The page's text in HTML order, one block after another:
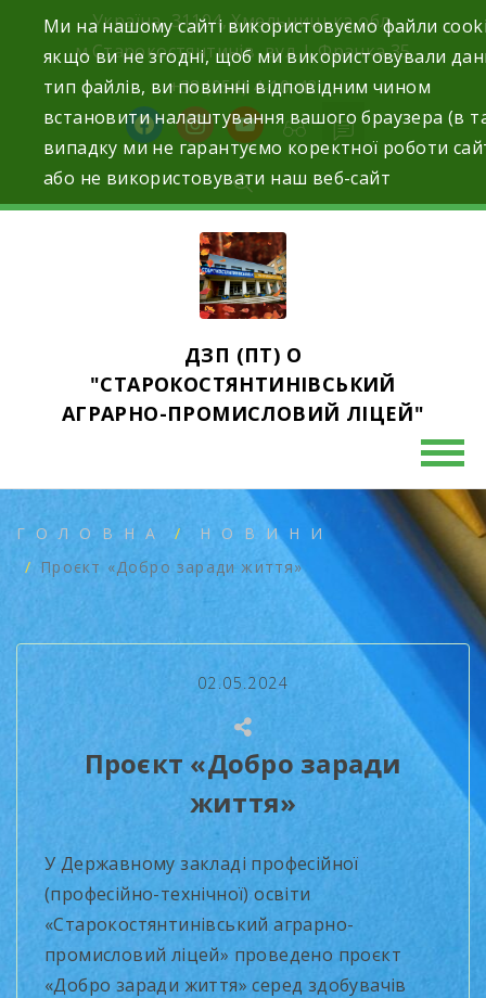
Україна, 31104, Хмельницька обл.
м.Старокостянтинів вул. І. Франка,35
+38 (054) 4-10-42
facebookinstagramyoutube
ДЗП (ПТ) О
"СТАРОКОСТЯНТИНІВСЬКИЙ
АГРАРНО-ПРОМИСЛОВИЙ ЛІЦЕЙ"
ГОЛОВНА
НОВИНИ
Проєкт «Добро заради життя»
02.05.2024
Проєкт «Добро заради
життя»
У Державному закладі професійної
(професійно-технічної) освіти
«Старокостянтинівський аграрно-
промисловий ліцей» проведено проєкт
«Добро заради життя» серед здобувачів
Ми на нашому сайті використовуємо файли
якщо ви не згодні, щоб ми використовували
тип файлів, ви повинні відповідним чином
встановити налаштування вашого браузера (в
випадку ми не гарантуємо коректної роботи
або не використовувати наш веб-сайт